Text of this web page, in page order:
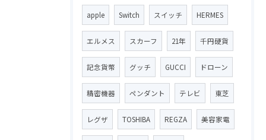
apple Switch スイッチ HERMES
エルメス スカーフ 21年 千円硬貨
記念貨幣 グッチ GUCCI ドローン
精密機器 ペンダント テレビ 東芝
レグザ TOSHIBA REGZA 美容家電